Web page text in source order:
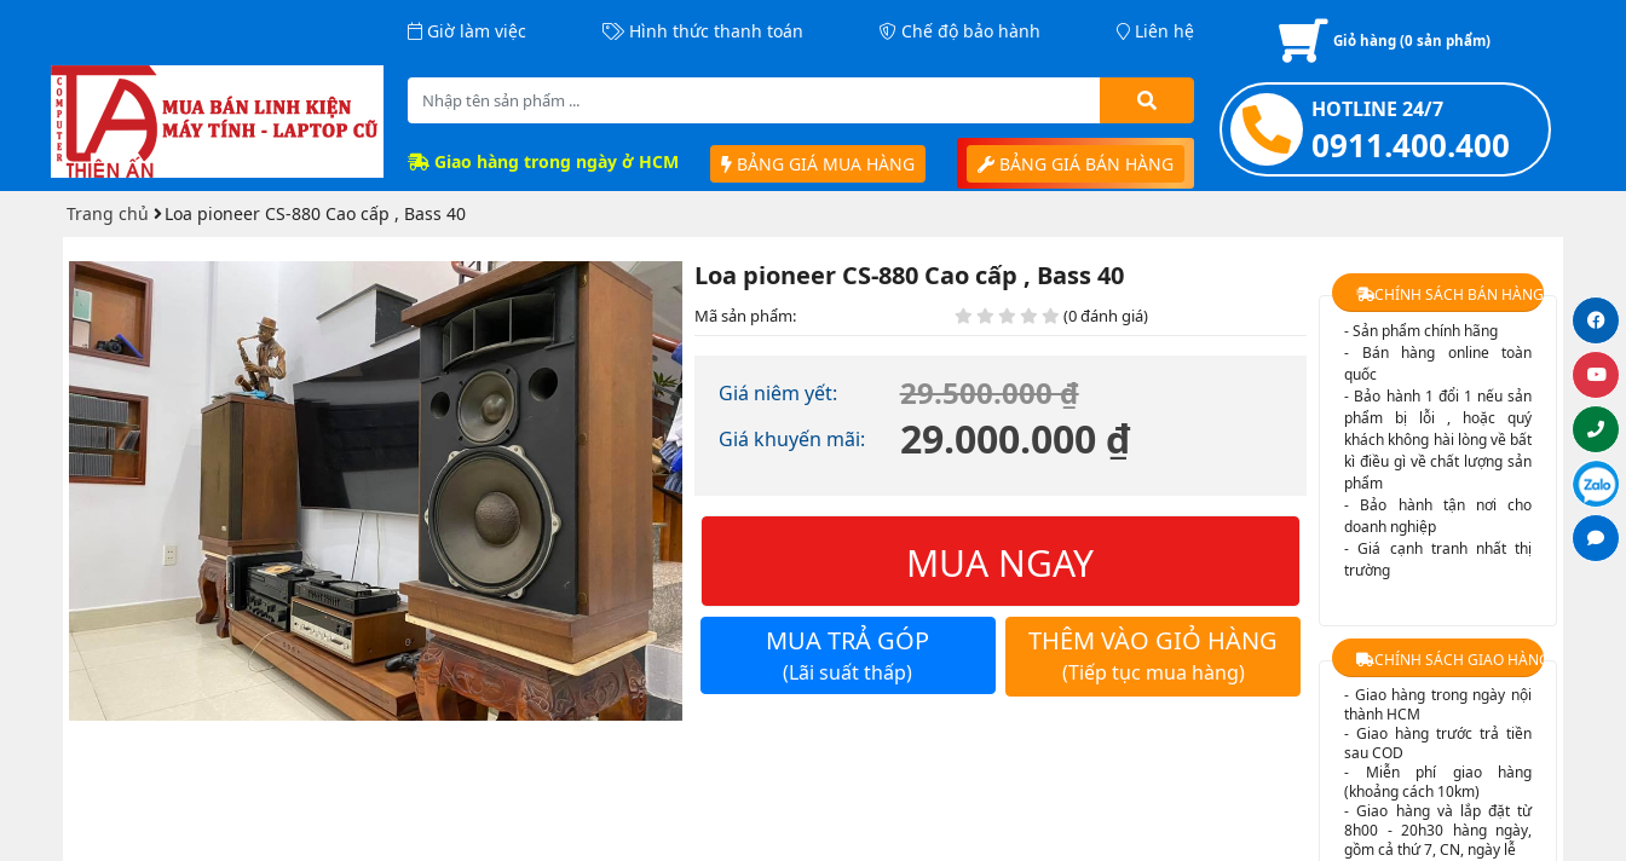
Giờ làm việc Hình thức thanh toán Chế độ bảo hành Liên hệ
Giao hàng trong ngày ở HCM BẢNG GIÁ MUA HÀNG BẢNG GIÁ BÁN HÀNG
Giỏ hàng (0 sản phẩm)
HOTLINE 24/7
0911.400.400
Trang chủ Loa pioneer CS-880 Cao cấp , Bass 40
Loa pioneer CS-880 Cao cấp , Bass 40
Mã sản phẩm: (0 đánh giá)
Giá niêm yết: 29.500.000 ₫
Giá khuyến mãi: 29.000.000 ₫
MUA NGAY
MUA TRẢ GÓP
(Lãi suất thấp)
THÊM VÀO GIỎ HÀNG
(Tiếp tục mua hàng)
CHÍNH SÁCH BÁN HÀNG
- Sản phẩm chính hãng
- Bán hàng online toàn
quốc
- Bảo hành 1 đổi 1 nếu sản
phẩm bị lỗi , hoặc quý
khách không hài lòng về bất
kì điều gì về chất lượng sản
phẩm
- Bảo hành tận nơi cho
doanh nghiệp
- Giá cạnh tranh nhất thị
trường
CHÍNH SÁCH GIAO HÀNG
- Giao hàng trong ngày nội
thành HCM
- Giao hàng trước trả tiền
sau COD
- Miễn phí giao hàng
(khoảng cách 10km)
- Giao hàng và lắp đặt từ
8h00 - 20h30 hàng ngày,
gồm cả thứ 7, CN, ngày lễ